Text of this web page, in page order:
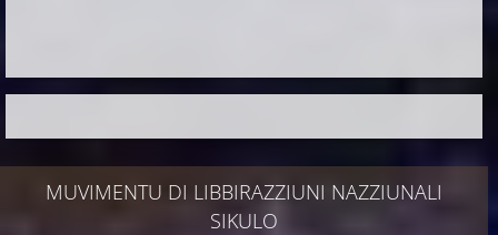
MUVIMENTU DI LIBBIRAZZIUNI NAZZIUNALI
SIKULO